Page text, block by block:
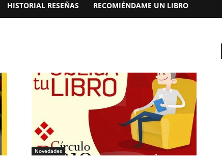
HISTORIAL RESEÑAS RECOMIÉNDAME UN LIBRO
Novedades